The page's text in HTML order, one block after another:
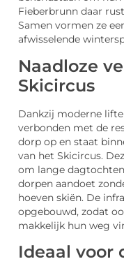
Fieberbrunn daar
Samen vormen ze
afwisselende
Naadloze
Skicircus
Dankzij moderne
verbonden met de
dorp op en staat
van het Skicircus.
om lange
dorpen aandoet
hoeven skiën. De
opgebouwd, zodat
makkelijk hun weg
Ideaal voor